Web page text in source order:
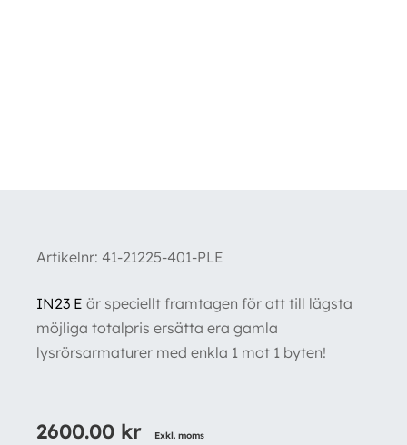
Artikelnr: 41-21225-401-PLE
IN23 E är speciellt framtagen för att till lägsta
möjliga totalpris ersätta era gamla
lysrörsarmaturer med enkla 1 mot 1 byten!
2600.00 kr Exkl. moms